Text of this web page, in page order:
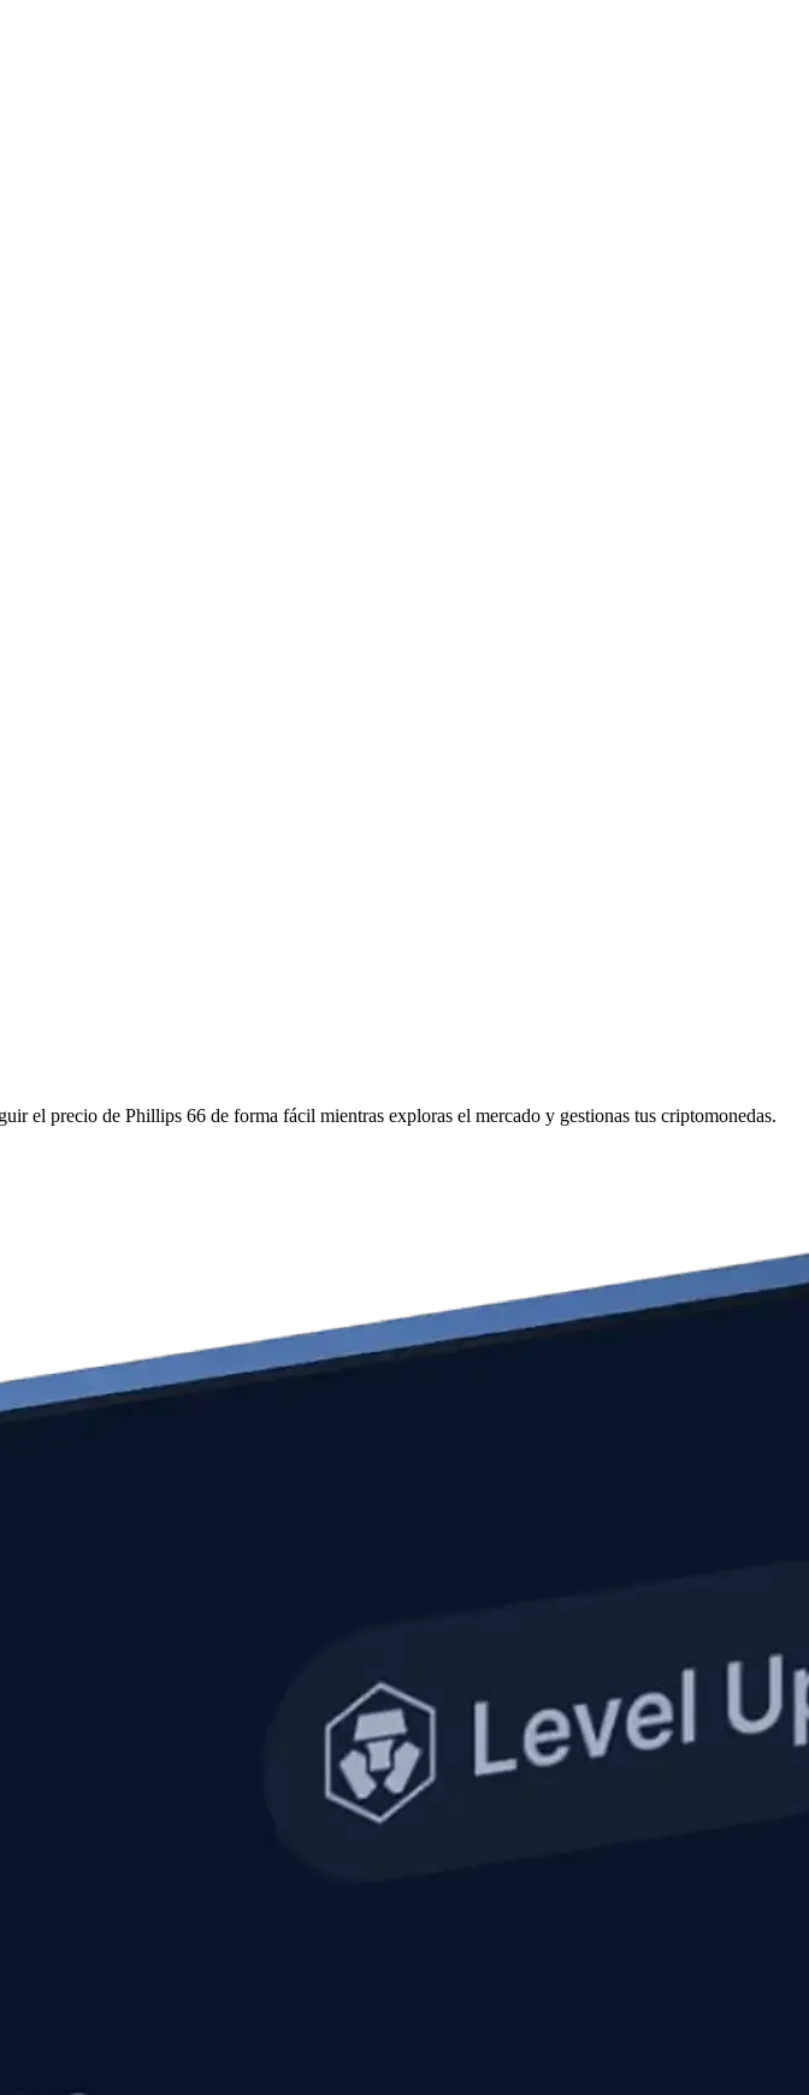
el precio de Phillips 66 de forma fácil mientras exploras el mercado y gestionas tus criptomonedas.